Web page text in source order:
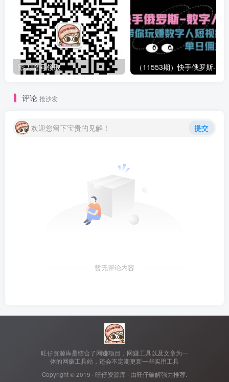
影刀暗号领取
评论 抢沙发
欢迎您留下宝贵的见解！ 提交
暂无评论内容
旺仔资源库是结合了网赚项目，网赚工具以及文章为一
体的网赚工具站，还会不定期更新一些实用工具
Copyright © 2019 · 旺仔资源库 · 由旺仔破解强力推荐.